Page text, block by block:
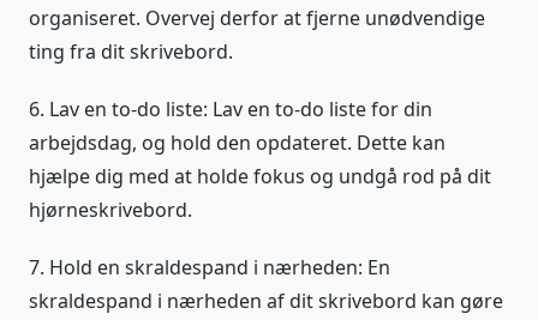
organiseret. Overvej derfor at fjerne unødvendige
ting fra dit skrivebord.
6. Lav en to-do liste: Lav en to-do liste for din
arbejdsdag, og hold den opdateret. Dette kan
hjælpe dig med at holde fokus og undgå rod på dit
hjørneskrivebord.
7. Hold en skraldespand i nærheden: En
skraldespand i nærheden af dit skrivebord kan gøre